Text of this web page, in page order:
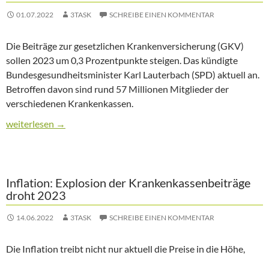
01.07.2022 3TASK SCHREIBE EINEN KOMMENTAR
Die Beiträge zur gesetzlichen Krankenversicherung (GKV)
sollen 2023 um 0,3 Prozentpunkte steigen. Das kündigte
Bundesgesundheitsminister Karl Lauterbach (SPD) aktuell an.
Betroffen davon sind rund 57 Millionen Mitglieder der
verschiedenen Krankenkassen.
GKV 2023: Erhöhung der Beiträge um 0,3 Prozentpunkt
weiterlesen →
Inflation: Explosion der Krankenkassenbeiträge
droht 2023
14.06.2022 3TASK SCHREIBE EINEN KOMMENTAR
Die Inflation treibt nicht nur aktuell die Preise in die Höhe,